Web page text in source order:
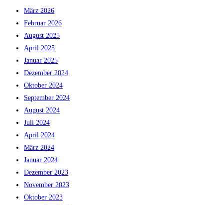
März 2026
Februar 2026
August 2025
April 2025
Januar 2025
Dezember 2024
Oktober 2024
September 2024
August 2024
Juli 2024
April 2024
März 2024
Januar 2024
Dezember 2023
November 2023
Oktober 2023